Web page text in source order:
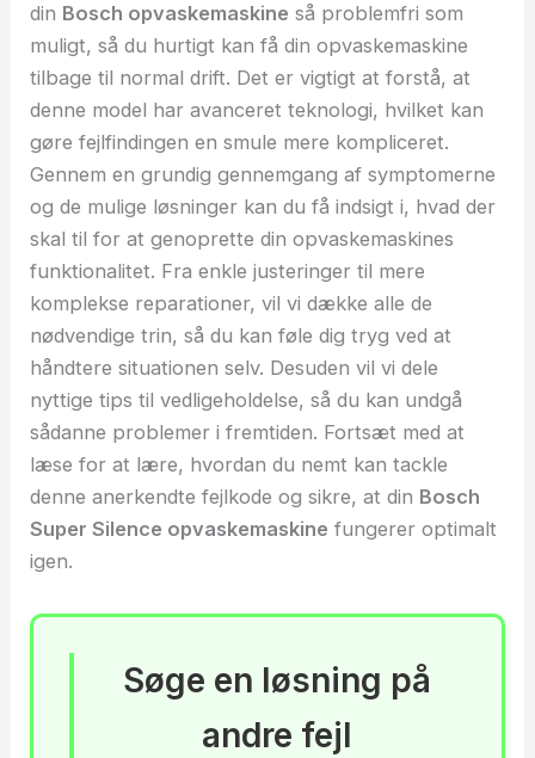
din Bosch opvaskemaskine så problemfri som
muligt, så du hurtigt kan få din opvaskemaskine
tilbage til normal drift. Det er vigtigt at forstå, at
denne model har avanceret teknologi, hvilket kan
gøre fejlfindingen en smule mere kompliceret.
Gennem en grundig gennemgang af symptomerne
og de mulige løsninger kan du få indsigt i, hvad der
skal til for at genoprette din opvaskemaskines
funktionalitet. Fra enkle justeringer til mere
komplekse reparationer, vil vi dække alle de
nødvendige trin, så du kan føle dig tryg ved at
håndtere situationen selv. Desuden vil vi dele
nyttige tips til vedligeholdelse, så du kan undgå
sådanne problemer i fremtiden. Fortsæt med at
læse for at lære, hvordan du nemt kan tackle
denne anerkendte fejlkode og sikre, at din Bosch
Super Silence opvaskemaskine fungerer optimalt
igen.
Søge en løsning på
andre fejl